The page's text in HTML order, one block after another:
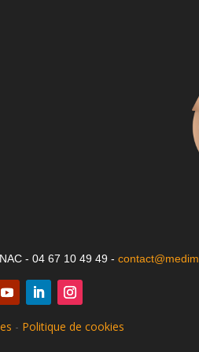
- 04 67 10 49 49 -
- Politique de cookies